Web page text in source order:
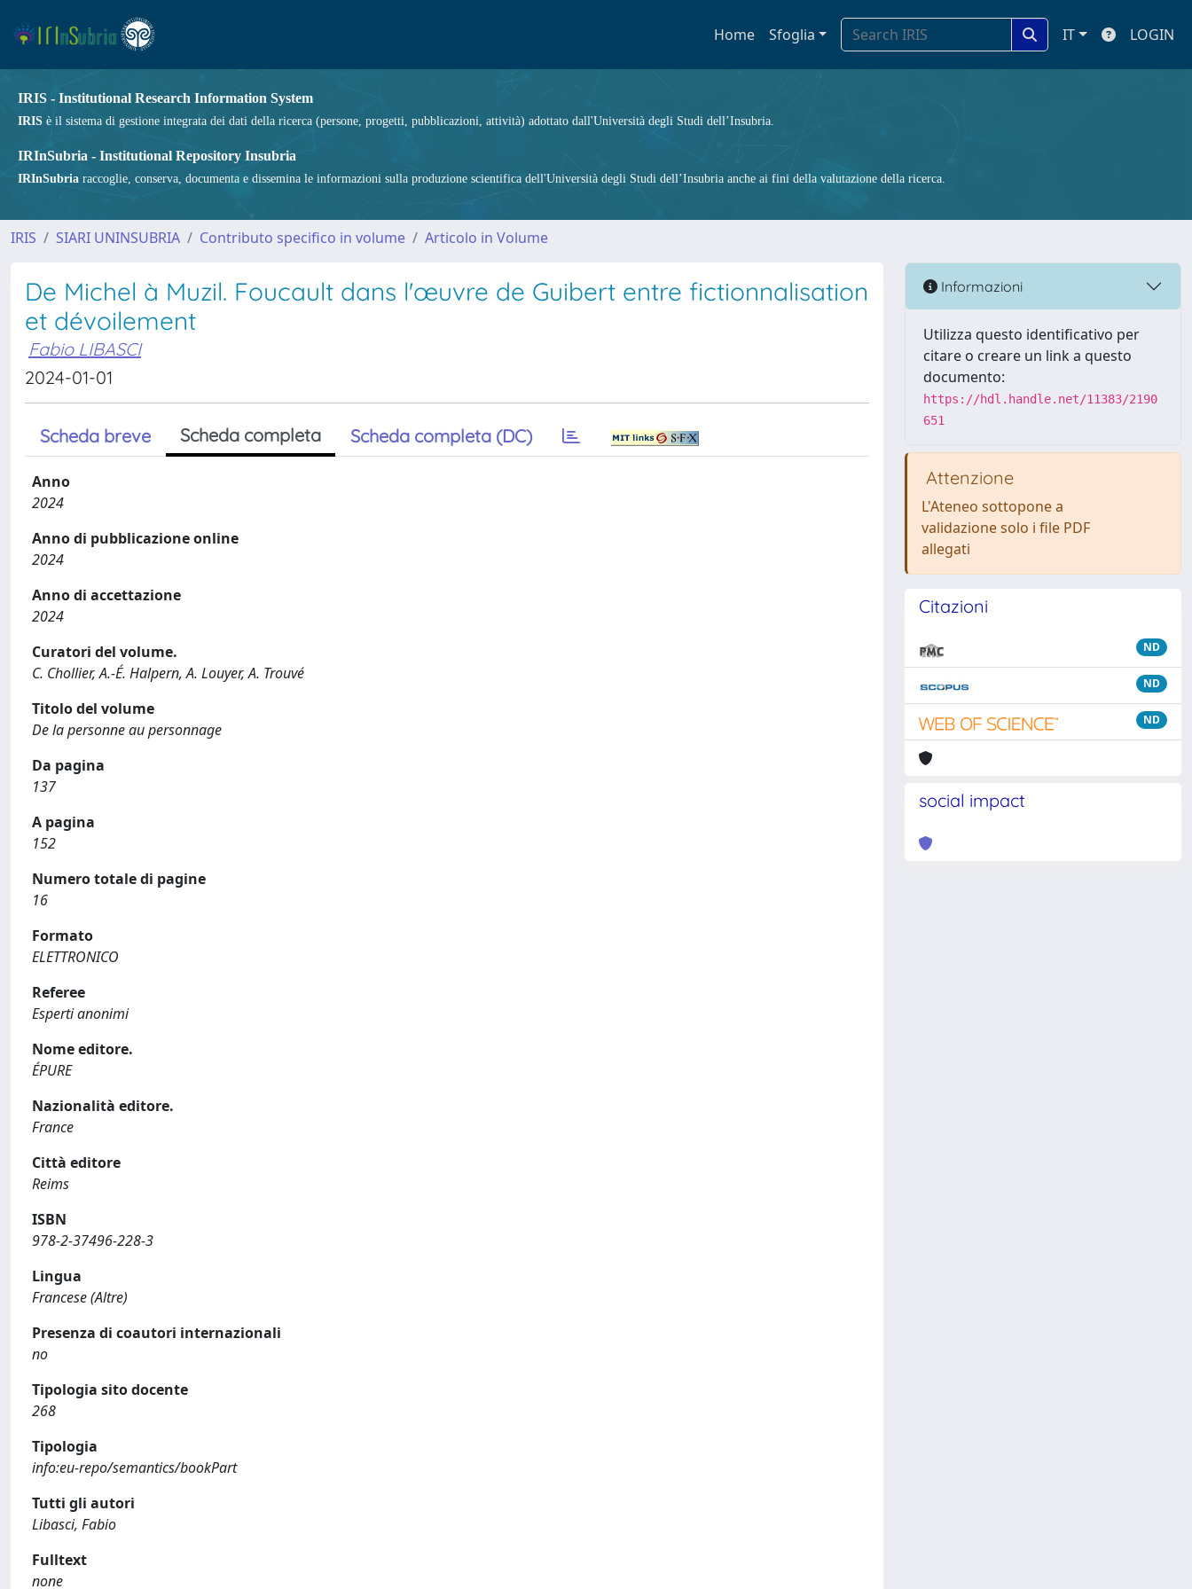
Home Sfoglia IT LOGIN
IRIS - Institutional Research Information System
IRIS è il sistema di gestione integrata dei dati della ricerca (persone, progetti, pubblicazioni, attività) adottato dall'Università degli Studi dell’Insubria.
IRInSubria - Institutional Repository Insubria
IRInSubria raccoglie, conserva, documenta e dissemina le informazioni sulla produzione scientifica dell'Università degli Studi dell’Insubria anche ai fini della valutazione della ricerca.
IRIS SIARI UNINSUBRIA Contributo specifico in volume Articolo in Volume
De Michel à Muzil. Foucault dans l'œuvre de Guibert entre fictionnalisation
et dévoilement
Fabio LIBASCI
2024-01-01
Scheda breve Scheda completa Scheda completa (DC)
Anno
2024
Anno di pubblicazione online
2024
Anno di accettazione
2024
Curatori del volume.
C. Chollier, A.-É. Halpern, A. Louyer, A. Trouvé
Titolo del volume
De la personne au personnage
Da pagina
137
A pagina
152
Numero totale di pagine
16
Formato
ELETTRONICO
Referee
Esperti anonimi
Nome editore.
ÉPURE
Nazionalità editore.
France
Città editore
Reims
ISBN
978-2-37496-228-3
Lingua
Francese (Altre)
Presenza di coautori internazionali
no
Tipologia sito docente
268
Tipologia
info:eu-repo/semantics/bookPart
Tutti gli autori
Libasci, Fabio
Fulltext
none
Informazioni
Utilizza questo identificativo per
citare o creare un link a questo
documento:
https://hdl.handle.net/11383/2190
651
Attenzione
L'Ateneo sottopone a
validazione solo i file PDF
allegati
Citazioni
ND
ND
ND
social impact